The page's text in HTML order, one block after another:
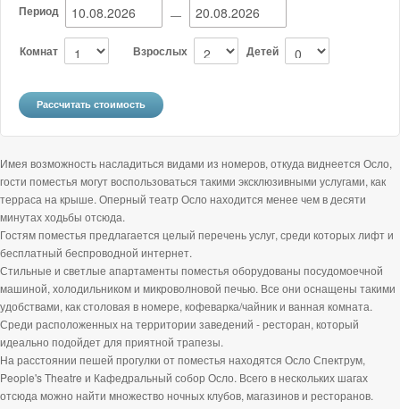
Период —
Комнат Взрослых Детей
Имея возможность насладиться видами из номеров, откуда виднеется Осло,
гости поместья могут воспользоваться такими эксклюзивными услугами, как
терраса на крыше. Оперный театр Осло находится менее чем в десяти
минутах ходьбы отсюда.
Гостям поместья предлагается целый перечень услуг, среди которых лифт и
бесплатный беспроводной интернет.
Стильные и светлые апартаменты поместья оборудованы посудомоечной
машиной, холодильником и микроволновой печью. Все они оснащены такими
удобствами, как столовая в номере, кофеварка/чайник и ванная комната.
Среди расположенных на территории заведений - ресторан, который
идеально подойдет для приятной трапезы.
На расстоянии пешей прогулки от поместья находятся Осло Спектрум,
People's Theatre и Кафедральный собор Осло. Всего в нескольких шагах
отсюда можно найти множество ночных клубов, магазинов и ресторанов.